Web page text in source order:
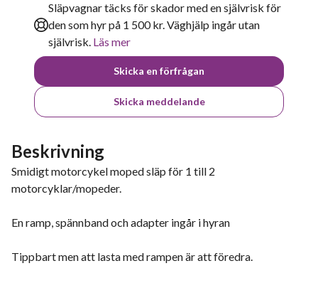
Släpvagnar täcks för skador med en självrisk för
den som hyr på 1 500 kr. Väghjälp ingår utan
självrisk. Läs mer
Skicka en förfrågan
Skicka meddelande
Beskrivning
Smidigt motorcykel moped släp för 1 till 2
motorcyklar/mopeder.
En ramp, spännband och adapter ingår i hyran
Tippbart men att lasta med rampen är att föredra.